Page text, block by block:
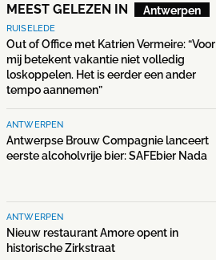
MEEST GELEZEN IN Antwerpen
RUISELEDE
Out of Office met Katrien Vermeire: “Voor
mij betekent vakantie niet volledig
loskoppelen. Het is eerder een ander
tempo aannemen”
ANTWERPEN
Antwerpse Brouw Compagnie lanceert
eerste alcoholvrije bier: SAFEbier Nada
ANTWERPEN
Nieuw restaurant Amore opent in
historische Zirkstraat